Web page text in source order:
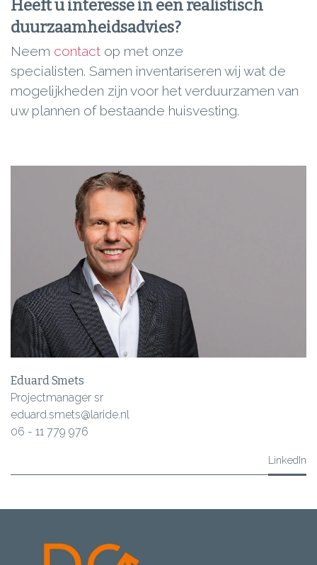
Heeft u interesse in een realistisch
duurzaamheidsadvies?
Neem contact op met onze
specialisten. Samen inventariseren wij wat de
mogelijkheden zijn voor het verduurzamen van
uw plannen of bestaande huisvesting.
Eduard Smets
Projectmanager sr
eduard.smets@laride.nl
06 - 11 779 976
LinkedIn